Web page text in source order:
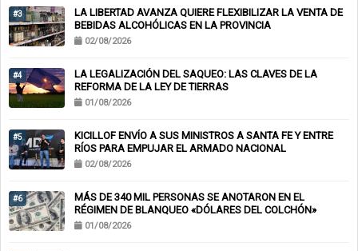
#3
LA LIBERTAD AVANZA QUIERE FLEXIBILIZAR LA VENTA DE
BEBIDAS ALCOHÓLICAS EN LA PROVINCIA
02/08/2026
#4
LA LEGALIZACIÓN DEL SAQUEO: LAS CLAVES DE LA
REFORMA DE LA LEY DE TIERRAS
01/08/2026
#5
KICILLOF ENVÍO A SUS MINISTROS A SANTA FE Y ENTRE
RÍOS PARA EMPUJAR EL ARMADO NACIONAL
02/08/2026
#6
MÁS DE 340 MIL PERSONAS SE ANOTARON EN EL
RÉGIMEN DE BLANQUEO «DÓLARES DEL COLCHÓN»
01/08/2026